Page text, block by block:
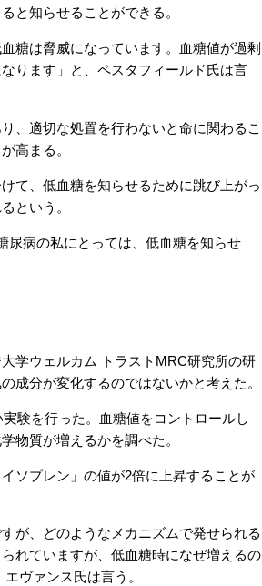
と知らせることができる。
糖は脅威になっています。血糖値が過剰
ります」と、ペスタフィールド氏は言
、適切な処置を行わないと命に関わるこ
高まる。
て、低血糖を知らせるために跳び上がっ
という。
病の私にとっては、低血糖を知らせ
学ウェルカム トラストMRC研究所の研
成分が変化するのではないかと考えた。
験を行った。血糖値をコントロールし
物質が増えるかを調べた。
ソプレン」の値が2倍に上昇することが
が、どのようなメカニズムで発せられる
れていますが、低血糖時になぜ増えるの
ヴァンス氏は言う。